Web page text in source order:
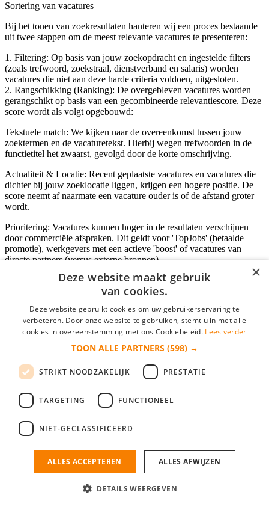
Sortering van vacatures
Bij het tonen van zoekresultaten hanteren wij een proces bestaande
uit twee stappen om de meest relevante vacatures te presenteren:
1. Filtering: Op basis van jouw zoekopdracht en ingestelde filters
(zoals trefwoord, zoekstraal, dienstverband en salaris) worden
vacatures die niet aan deze harde criteria voldoen, uitgesloten.
2. Rangschikking (Ranking): De overgebleven vacatures worden
gerangschikt op basis van een gecombineerde relevantiescore. Deze
score wordt als volgt opgebouwd:
Tekstuele match: We kijken naar de overeenkomst tussen jouw
zoektermen en de vacaturetekst. Hierbij wegen trefwoorden in de
functietitel het zwaarst, gevolgd door de korte omschrijving.
Actualiteit & Locatie: Recent geplaatste vacatures en vacatures die
dichter bij jouw zoeklocatie liggen, krijgen een hogere positie. De
score neemt af naarmate een vacature ouder is of de afstand groter
wordt.
Prioritering: Vacatures kunnen hoger in de resultaten verschijnen
door commerciële afspraken. Dit geldt voor 'TopJobs' (betaalde
promotie), werkgevers met een actieve 'boost' of vacatures van
directe partners (versus externe bronnen).
Inloggen als bedrijf
*
login gegevens onthouden
login
Bedrijf aanmelden
nieuwe collega/werknemer zo gevonden!
×
Deze website maakt gebruik
van cookies.
Deze website gebruikt cookies om uw gebruikerservaring te
verbeteren. Door onze website te gebruiken, stemt u in met alle
cookies in overeenstemming met ons Cookiebeleid. Lees verder
TOON ALLE PARTNERS (598) →
STRIKT NOODZAKELIJK PRESTATIE
TARGETING FUNCTIONEEL
NIET-GECLASSIFICEERD
ALLES ACCEPTEREN ALLES AFWIJZEN
DETAILS WEERGEVEN